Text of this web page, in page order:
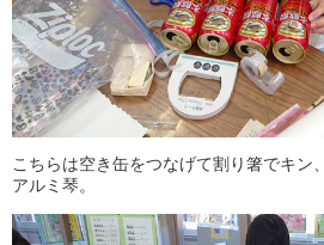
こちらは空き缶をつなげて割り箸でキン
アルミ琴。